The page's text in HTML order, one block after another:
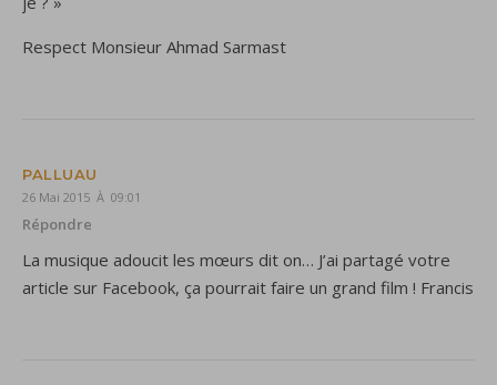
Respect Monsieur Ahmad Sarmast
PALLUAU
26 Mai 2015 À 09:01
Répondre
La musique adoucit les mœurs dit on… J’ai partagé votre
article sur Facebook, ça pourrait faire un grand film ! Francis